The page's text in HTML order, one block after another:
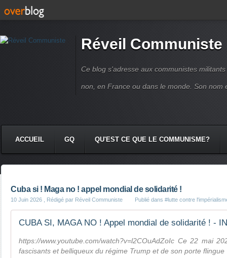
Réveil Communiste
Ce blog s'adresse aux communistes
non, en France ou dans le monde. Son nom
ACCUEIL GQ QU'EST CE QUE LE COMMUNISME?
Cuba si ! Maga no ! appel mondial de solidarité !
10 Juin 2026 , Rédigé par Réveil Communiste Publié dans #lutte contre
https://www.youtube.com/watch?v=l2COuAdZoIc Ce 22 mai
fascisants et belliqueux du régime Trump et de son porte flingue